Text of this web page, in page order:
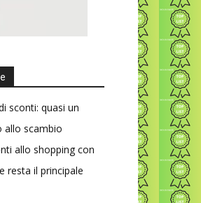
sconti: quasi un
allo scambio
allo shopping con
resta il principale